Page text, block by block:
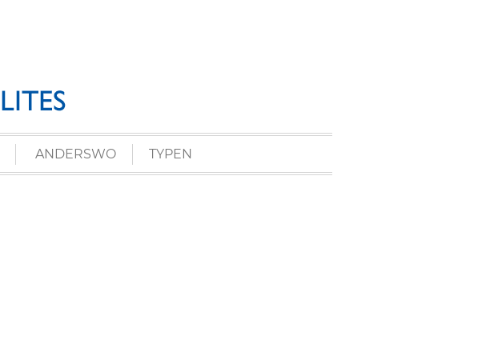
ANDERSWO TYPEN